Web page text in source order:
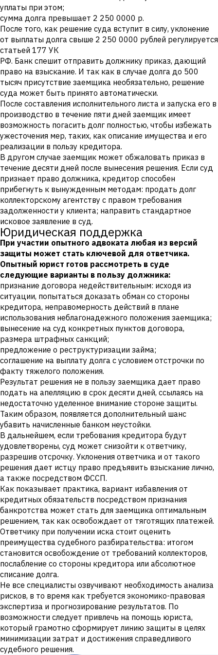
уплаты при этом;
сумма долга превышает 2 250 0000 р.
После того, как решение суда вступит в силу, уклонение
от выплаты долга свыше 2 250 0000 рублей регулируется
статьей 177 УК
РФ. Банк спешит отправить должнику приказ, дающий
право на взыскание. И так как в случае долга до 500
тысяч присутствие заемщика необязательно, решение
суда может быть принято автоматически.
После составления исполнительного листа и запуска его в
производство в течение пяти дней заемщик имеет
возможность погасить долг полностью, чтобы избежать
ужесточения мер, таких, как описание имущества и его
реализации в пользу кредитора.
В другом случае заемщик может обжаловать приказ в
течение десяти дней после вынесения решения. Если суд
признает право должника, кредитор способен
прибегнуть к вынужденным методам: продать долг
коллекторскому агентству с правом требования
задолженности у клиента; направить стандартное
исковое заявление в суд.
Юридическая поддержка
При участии опытного адвоката любая из версий
защиты может стать ключевой для ответчика.
Опытный юрист готов рассмотреть в суде
следующие варианты в пользу должника:
признание договора недействительным: исходя из
ситуации, попытаться доказать обман со стороны
кредитора, неправомерность действий в плане
использования неблагонадежного положения заемщика;
вынесение на суд конкретных пунктов договора,
размера штрафных санкций;
предложение о реструктуризации займа;
соглашение на выплату долга с условием отстрочки по
факту тяжелого положения.
Результат решения не в пользу заемщика дает право
подать на апелляцию в срок десяти дней, ссылаясь на
недостаточно уделенное внимание стороне защиты.
Таким образом, появляется дополнительный шанс
убавить начисленные банком неустойки.
В дальнейшем, если требования кредитора будут
удовлетворены, суд может снизойти к ответчику,
разрешив отсрочку. Уклонения ответчика и от такого
решения дает истцу право предъявить взыскание лично,
а также посредством ФССП.
Как показывает практика, вариант избавления от
кредитных обязательств посредством признания
банкротства может стать для заемщика оптимальным
решением, так как освобождает от тяготящих платежей.
Ответчику при получении иска стоит оценить
преимущества судебного разбирательства: итогом
становится освобождение от требований коллекторов,
послабление со стороны кредитора или абсолютное
списание долга.
Не все специалисты озвучивают необходимость анализа
рисков, в то время как требуется экономико-правовая
экспертиза и прогнозирование результатов. По
возможности следует привлечь на помощь юриста,
который грамотно сформирует линию защиты в целях
минимизации затрат и достижения справедливого
судебного решения.